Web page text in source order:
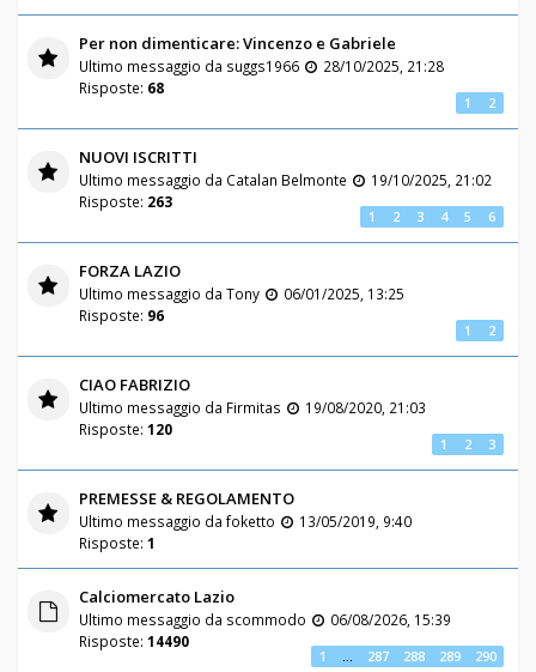
Per non dimenticare: Vincenzo e Gabriele
Ultimo messaggio da suggs1966
28/10/2025, 21:28
Risposte: 68
1 2
NUOVI ISCRITTI
Ultimo messaggio da Catalan Belmonte
19/10/2025, 21:02
Risposte: 263
1 2 3 4 5 6
FORZA LAZIO
Ultimo messaggio da Tony
06/01/2025, 13:25
Risposte: 96
1 2
CIAO FABRIZIO
Ultimo messaggio da Firmitas
19/08/2020, 21:03
Risposte: 120
1 2 3
PREMESSE & REGOLAMENTO
Ultimo messaggio da foketto
13/05/2019, 9:40
Risposte: 1
Calciomercato Lazio
Ultimo messaggio da scommodo
06/08/2026, 15:39
Risposte: 14490
1 287 288 289 290